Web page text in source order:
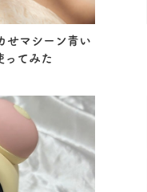
せマシーン青い
ってみた